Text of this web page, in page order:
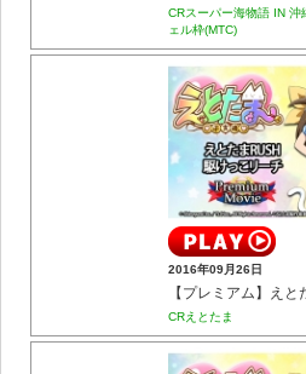
CRスーパー海物語 IN 沖
ェル枠(MTC)
2016年09月26日
CRえとたま